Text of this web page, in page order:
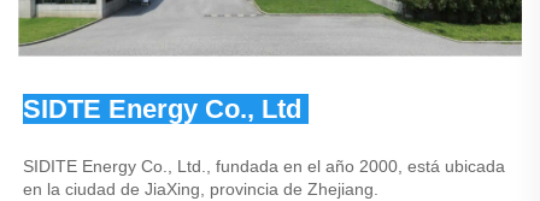
SIDTE Energy Co., Ltd
SIDITE Energy Co., Ltd., fundada en el año 2000, está ubicada
en la ciudad de JiaXing, provincia de Zhejiang.